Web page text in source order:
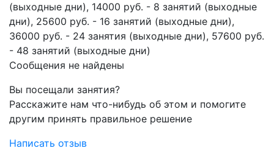
(выходные дни), 14000 руб. - 8 занятий (выходные
дни), 25600 руб. - 16 занятий (выходные дни),
36000 руб. - 24 занятия (выходные дни), 57600 руб.
- 48 занятий (выходные дни)
Сообщения не найдены
Вы посещали занятия?
Расскажите нам что-нибудь об этом и помогите
другим принять правильное решение
Написать отзыв